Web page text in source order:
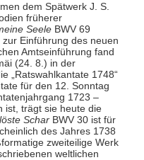
dem Spätwerk J. S.
früherer
SeeleBWV 69
Einführung des neuen
Amtseinführung fand
(24. 8.) in der
„Ratswahlkantate 1748“
für den 12. Sonntag
1723 –
ist, trägt sie heute die
ScharBWV 30 ist für
des Jahres 1738
zweiteilige Werk
weltlichen